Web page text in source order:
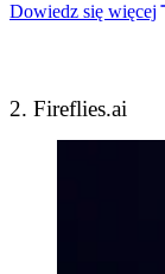
Dowiedz się więcej
2. Fireflies.ai